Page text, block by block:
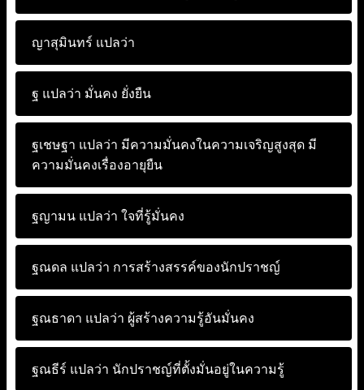
ญาสุมินทร์ แปลว่า
ฐ แปลว่า มั่นคง ยั่งยืน
ฐเชษฐา แปลว่า มีความมั่นคงในความเจริญสูงสุด มี
ความมั่นคงเรื่องอายุยืน
ฐญามน แปลว่า ใจที่รู้มั่นคง
ฐณดล แปลว่า การสร้างสรรค์ของนักปราชญ์
ฐณธาดา แปลว่า ผู้สร้างความรู้อันมั่นคง
ฐณธีร์ แปลว่า นักปราชญ์ที่ตั้งมั่นอยู่ในความรู้